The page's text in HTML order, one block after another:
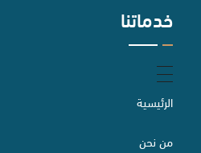
الخدمات الصناعيةخدماتنا
الرئيسية
من نحن